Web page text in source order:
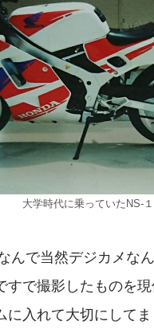
大学時代に乗っていたNS-１
んで当然デジカメな
すで撮影したものを
に入れて大切にしてま